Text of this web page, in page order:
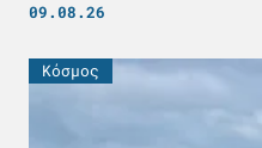
09.08.26
Κόσμος